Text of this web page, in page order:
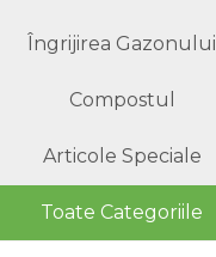
Îngrijirea Gazonului
Compostul
Articole Speciale
Toate Categoriile